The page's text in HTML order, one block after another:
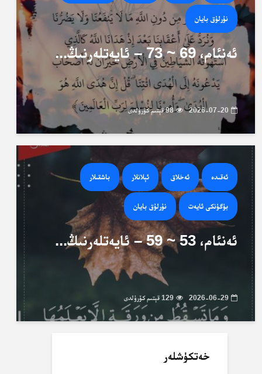
نۇرلۇق بايان
ئەنئام، 69 ~ 73 – ئايەتلەرنىڭ...
2026-07-20 98 قېتىم كۆرۈلدى
ئەقىدە ئەخلاق ئېلانلار باشقىلار
بۈگۈنكى ئايەت نۇرلۇق بايان
ئەنئام، 53 ~ 59 – ئايەتلەرنىڭ...
2026-06-29 129 قېتىم كۆرۈلدى
خەتكۈشلەر